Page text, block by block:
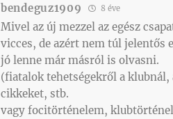
bendeguz1909 8 éve
Mivel az új mezzel az egész
vicces, de azért nem túl jelentős
jó lenne már másról is olvasni.
(fiatalok tehetségekről a klubnál,
cikkeket, stb.
vagy focitörténelem,